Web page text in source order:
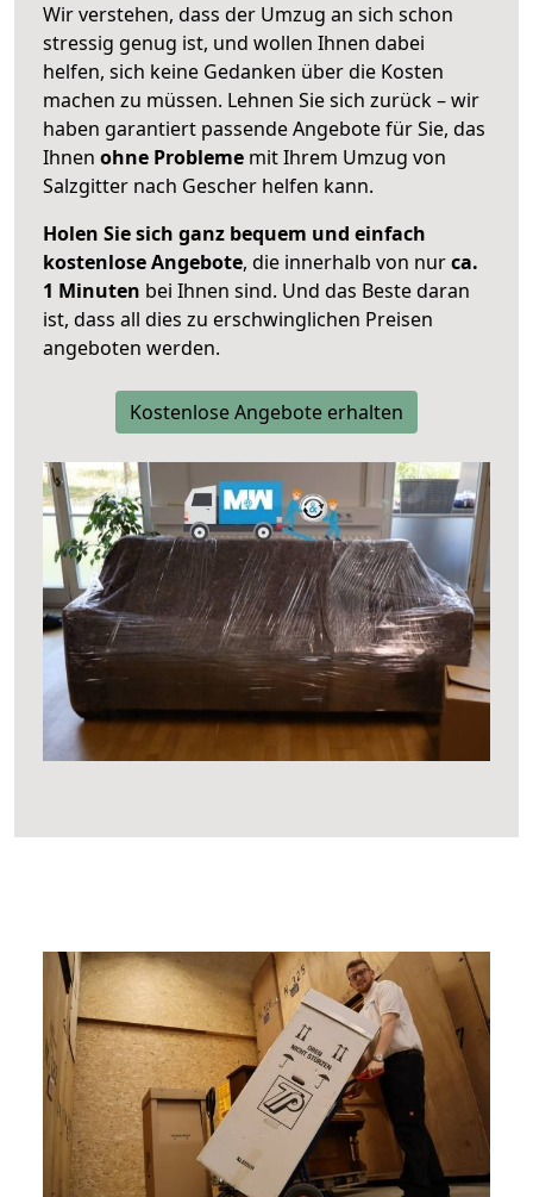
Wir verstehen, dass der Umzug an sich schon
stressig genug ist, und wollen Ihnen dabei
helfen, sich keine Gedanken über die Kosten
machen zu müssen. Lehnen Sie sich zurück – wir
haben garantiert passende Angebote für Sie, das
Ihnen ohne Probleme mit Ihrem Umzug von
Salzgitter nach Gescher helfen kann.
Holen Sie sich ganz bequem und einfach
kostenlose Angebote, die innerhalb von nurca.
1 Minuten bei Ihnen sind. Und das Beste daran
ist, dass all dies zu erschwinglichen Preisen
angeboten werden.
Kostenlose Angebote erhalten